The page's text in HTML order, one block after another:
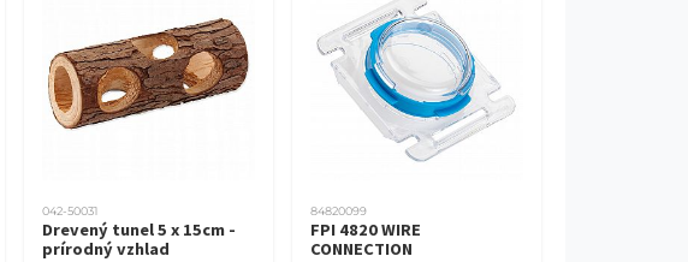
042-50031
Drevený tunel 5 x 15cm -
prírodný vzhlad
84820099
FPI 4820 WIRE
CONNECTION